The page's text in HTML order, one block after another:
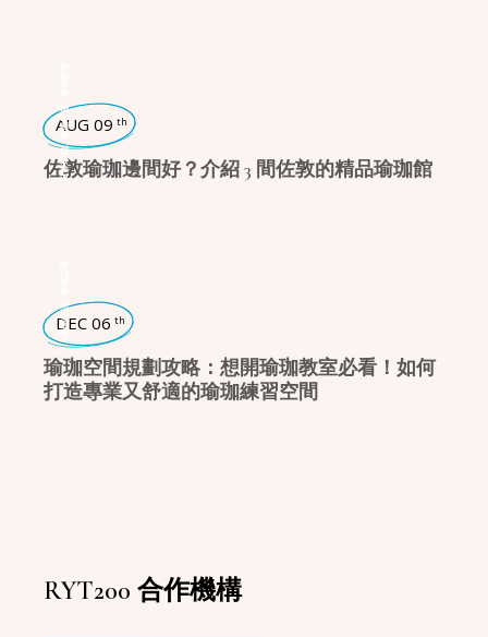
RYT200 合作機構
日常瑜珈
,
瑜珈學堂
AUG 09 th
佐敦瑜珈邊間好？介紹 3 間佐敦的精品瑜珈館
瑜珈生活
DEC 06 th
瑜珈空間規劃攻略：想開瑜珈教室必看！如何
打造專業又舒適的瑜珈練習空間